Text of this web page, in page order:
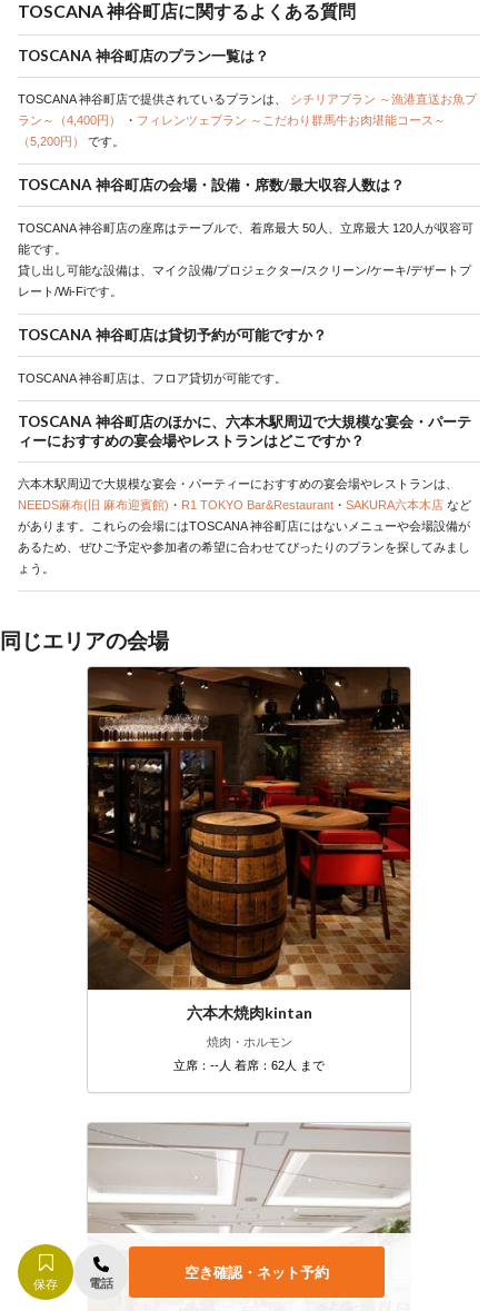
TOSCANA 神谷町店に関するよくある質問
TOSCANA 神谷町店のプラン一覧は？
TOSCANA 神谷町店で提供されているプランは、 シチリアプラン ～漁港直送お魚プ
ラン～（4,400円）
・ フィレンツェプラン ～こだわり群馬牛お肉堪能コース～
（5,200円） です。
TOSCANA 神谷町店の会場・設備・席数/最大収容人数は？
TOSCANA 神谷町店の座席はテーブルで、着席最大 50人、立席最大 120人が収容可
能です。
貸し出し可能な設備は、マイク設備/プロジェクター/スクリーン/ケーキ/デザートプ
レート/Wi-Fiです。
TOSCANA 神谷町店は貸切予約が可能ですか？
TOSCANA 神谷町店は、フロア貸切が可能です。
TOSCANA 神谷町店のほかに、六本木駅周辺で大規模な宴会・パーテ
ィーにおすすめの宴会場やレストランはどこですか？
六本木駅周辺で大規模な宴会・パーティーにおすすめの宴会場やレストランは、
NEEDS麻布(旧 麻布迎賓館) ・ R1 TOKYO Bar&Restaurant ・ SAKURA六本木店 など
があります。これらの会場にはTOSCANA 神谷町店にはないメニューや会場設備が
あるため、ぜひご予定や参加者の希望に合わせてぴったりのプランを探してみまし
ょう。
同じエリアの会場
六本木焼肉kintan
焼肉・ホルモン
立席：--人 着席：62人 まで
保存 電話
空き確認・ネット予約